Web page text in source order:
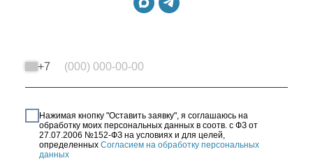
+7
Нажимая кнопку "Оставить заявку", я соглашаюсь на
обработку моих персональных данных в соотв. с ФЗ от
27.07.2006 №152-ФЗ на условиях и для целей,
определенных Согласием на обработку персональных
данных